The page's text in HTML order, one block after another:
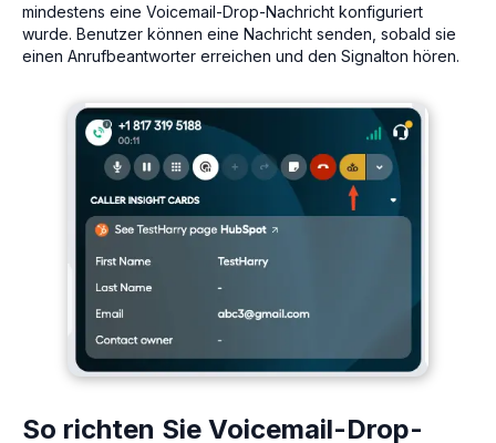
mindestens eine Voicemail-Drop-Nachricht konfiguriert
wurde. Benutzer können eine Nachricht senden, sobald sie
einen Anrufbeantworter erreichen und den Signalton hören.
So richten Sie Voicemail-Drop-